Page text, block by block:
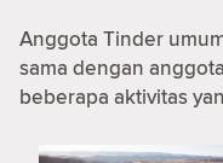
Anggota Tinder
sama dengan
beberapa aktivitas